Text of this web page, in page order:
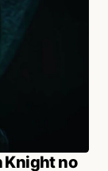
Knight no